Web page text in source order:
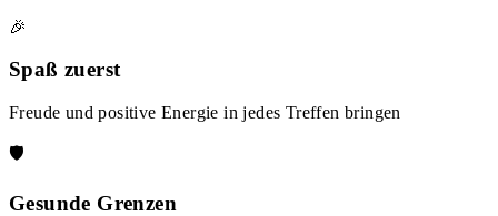
🎉
Spaß zuerst
Freude und positive Energie in jedes Treffen bringen
🛡️
Gesunde Grenzen